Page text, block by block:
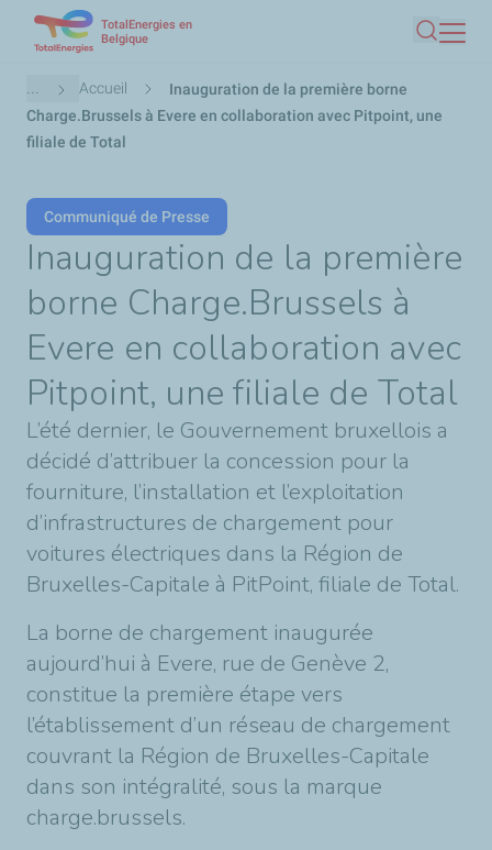
contenu
principal
TotalEnergies en
Belgique
Fil
d'Ariane
... Accueil
Inauguration de la première borne
Charge.Brussels à Evere en collaboration avec Pitpoint, une
filiale de Total
Communiqué de Presse
Inauguration de la première
borne Charge.Brussels à
Evere en collaboration avec
Pitpoint, une filiale de Total
L’été dernier, le Gouvernement bruxellois a
décidé d’attribuer la concession pour la
fourniture, l’installation et l’exploitation
d’infrastructures de chargement pour
voitures électriques dans la Région de
Bruxelles-Capitale à PitPoint, filiale de Total.
La borne de chargement inaugurée
aujourd’hui à Evere, rue de Genève 2,
constitue la première étape vers
l’établissement d’un réseau de chargement
couvrant la Région de Bruxelles-Capitale
dans son intégralité, sous la marque
charge.brussels.